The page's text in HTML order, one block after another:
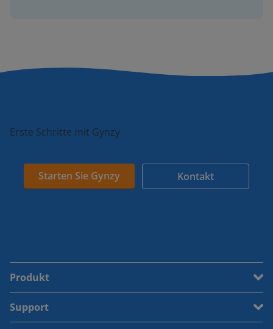
Erste Schritte mit Gynzy
Starten Sie Gynzy Kontakt
Produkt
Support